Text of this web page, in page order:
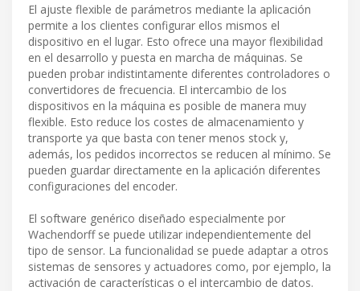
El ajuste flexible de parámetros mediante la aplicación
permite a los clientes configurar ellos mismos el
dispositivo en el lugar. Esto ofrece una mayor flexibilidad
en el desarrollo y puesta en marcha de máquinas. Se
pueden probar indistintamente diferentes controladores o
convertidores de frecuencia. El intercambio de los
dispositivos en la máquina es posible de manera muy
flexible. Esto reduce los costes de almacenamiento y
transporte ya que basta con tener menos stock y,
además, los pedidos incorrectos se reducen al mínimo. Se
pueden guardar directamente en la aplicación diferentes
configuraciones del encoder.
El software genérico diseñado especialmente por
Wachendorff se puede utilizar independientemente del
tipo de sensor. La funcionalidad se puede adaptar a otros
sistemas de sensores y actuadores como, por ejemplo, la
activación de características o el intercambio de datos.